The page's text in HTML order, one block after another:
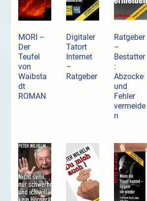
MORI –
Der
Teufel
von
Waibsta
dt
ROMAN
Digitaler
Tatort
Internet
–
Ratgeber
Ratgeber
–
Bestatter
:
Abzocke
und
Fehler
vermeide
n